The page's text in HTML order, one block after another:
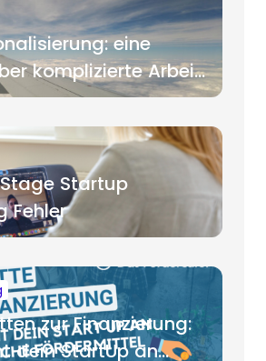
eine
komplizierte Arbeit
Startup
Fehler
zur Finanzierung:
dein StartUp an